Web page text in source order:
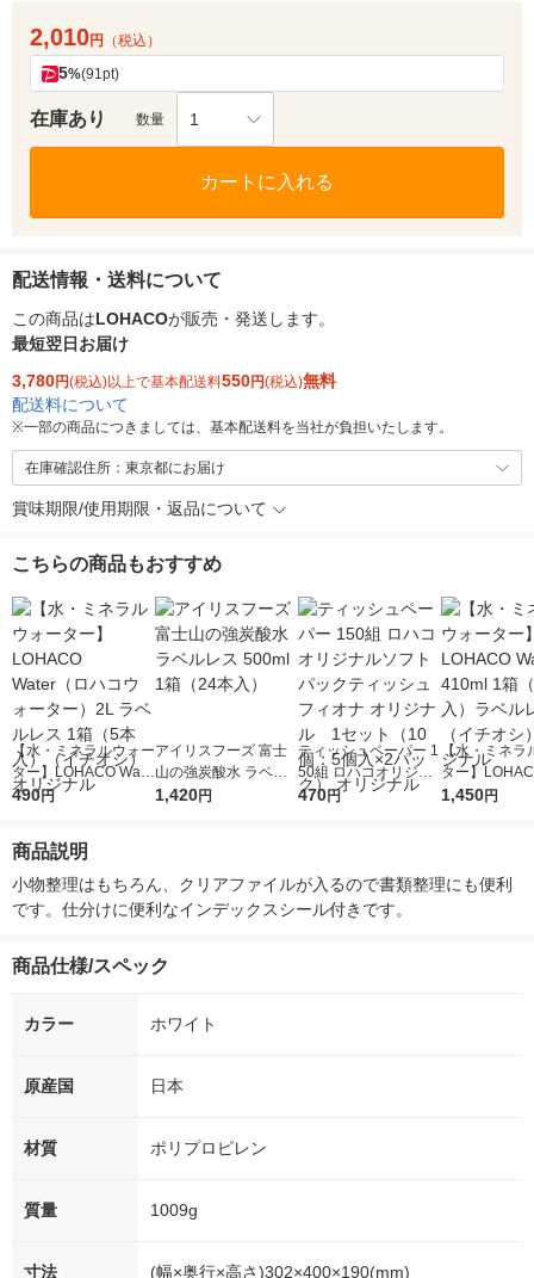
2,010円 （税込）
5%(91pt)
在庫あり 数量 1
カートに入れる
配送情報・送料について
この商品はLOHACOが販売・発送します。
最短翌日お届け
3,780円(税込)以上で基本配送料550円(税込)無料
配送料について
※一部の商品につきましては、基本配送料を当社が負担いたします。
在庫確認住所：東京都にお届け
賞味期限/使用期限・返品について
こちらの商品もおすすめ
【水・ミネラルウォー
ター】LOHACO Wate
r（ロハコウォータ
シ） オリジナル
490円
アイリスフーズ 富士
山の強炭酸水 ラベル
レス 500ml 1箱（24
1,420円
ティッシュペーパー 1
50組 ロハコオリジナ
ルソフトパックティッ
オリジナル
470円
【水・ミネラ
ター】
r 410ml 1箱（
1,450円
商品説明
小物整理はもちろん、クリアファイルが入るので書類整理にも便利
です。仕分けに便利なインデックスシール付きです。
商品仕様/スペック
カラー ホワイト
原産国 日本
材質 ポリプロピレン
質量 1009g
寸法 (幅×奥行×高さ)302×400×190(mm)